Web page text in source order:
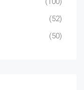
(52)
(50)